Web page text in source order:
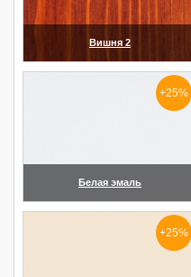
Вишня 2
Белая эмаль
+25%
+25%